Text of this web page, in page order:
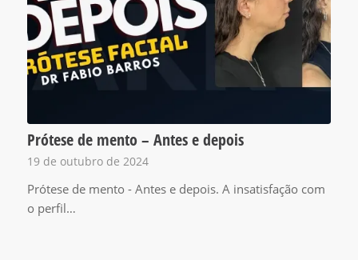
Prótese de mento – Antes e depois
19 de outubro de 2024
Prótese de mento - Antes e depois. A insatisfação com
o perfil…